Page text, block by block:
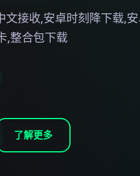
文接收,安卓时刻降下载,
,整合包下载
了解更多